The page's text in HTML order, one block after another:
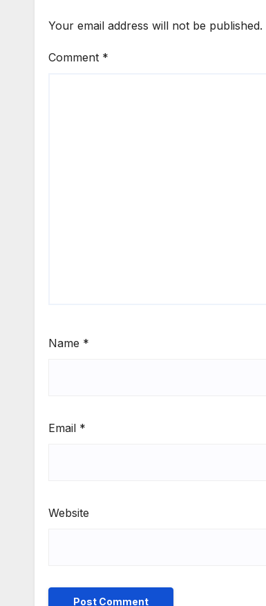
Your email address will not be published.
Comment *
Name *
Email *
Website